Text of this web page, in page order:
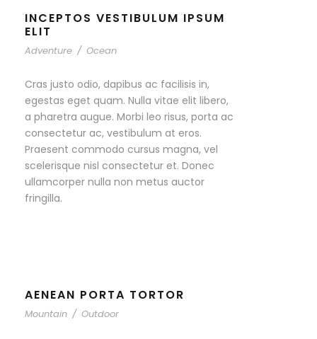
INCEPTOS VESTIBULUM IPSUM
ELIT
Adventure / Ocean
Cras justo odio, dapibus ac facilisis in,
egestas eget quam. Nulla vitae elit libero,
a pharetra augue. Morbi leo risus, porta ac
consectetur ac, vestibulum at eros.
Praesent commodo cursus magna, vel
scelerisque nisl consectetur et. Donec
ullamcorper nulla non metus auctor
fringilla.
AENEAN PORTA TORTOR
Mountain / Outdoor